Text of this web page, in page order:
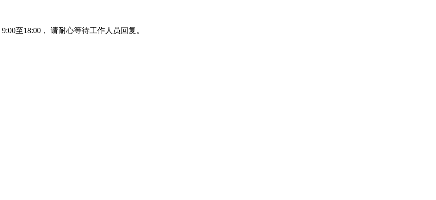
至18:00， 请耐心等待工作人员回复。